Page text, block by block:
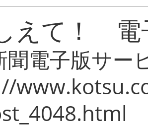
えて！ 電
聞電子版サー